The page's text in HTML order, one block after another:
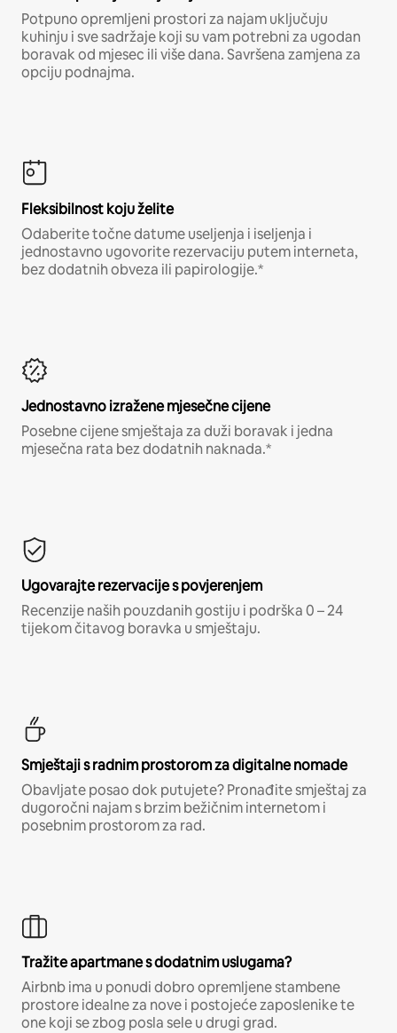
Potpuno opremljeni prostori za najam uključuju
kuhinju i sve sadržaje koji su vam potrebni za ugodan
boravak od mjesec ili više dana. Savršena zamjena za
opciju podnajma.
Fleksibilnost koju želite
Odaberite točne datume useljenja i iseljenja i
jednostavno ugovorite rezervaciju putem interneta,
bez dodatnih obveza ili papirologije.*
Jednostavno izražene mjesečne cijene
Posebne cijene smještaja za duži boravak i jedna
mjesečna rata bez dodatnih naknada.*
Ugovarajte rezervacije s povjerenjem
Recenzije naših pouzdanih gostiju i podrška 0 – 24
tijekom čitavog boravka u smještaju.
Smještaji s radnim prostorom za digitalne nomade
Obavljate posao dok putujete? Pronađite smještaj za
dugoročni najam s brzim bežičnim internetom i
posebnim prostorom za rad.
Tražite apartmane s dodatnim uslugama?
Airbnb ima u ponudi dobro opremljene stambene
prostore idealne za nove i postojeće zaposlenike te
one koji se zbog posla sele u drugi grad.